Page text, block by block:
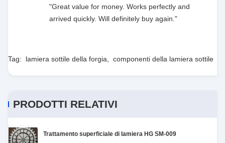
taking the time to set it up properly!""The Pico 4's
visual clarity is fantastic once you dial in the IPD
recommend taking the time to set it up
properly!""The Pico 4's visual clarity is fantastic
adjustment is smooth, and finding that sweet spot
"Great value for money. Works perfectly and
arrived quickly. Will definitely buy again."
Tag: lamiera sottile della forgia componenti della lamiera sottile
PRODOTTI RELATIVI
Trattamento superficiale di lamiera HG SM-009